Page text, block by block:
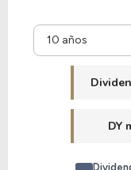
10 años
DY